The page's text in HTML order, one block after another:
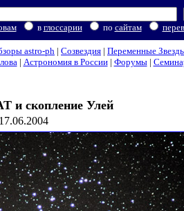
в глоссарии по сайтам
astro-ph | Созвездия | Переменные
| Астрономия в России| Форумы|
и скопление Улей
17.06.2004